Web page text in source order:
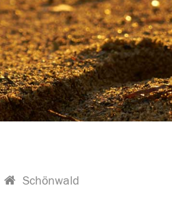
Schönwald